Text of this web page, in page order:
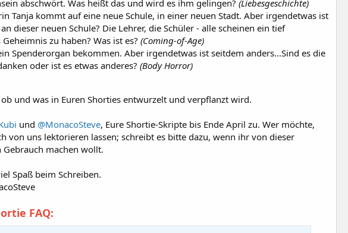
abschwört. Was heißt das und wird es ihm gelingen?(Liebesgeschichte)
Tanja kommt auf eine neue Schule, in einer neuen Stadt. Aber irgendetwas ist
dieser neuen Schule? Die Lehrer, die Schüler - alle scheinen ein tief
zu haben? Was ist es?(Coming-of-Age)
Spenderorgan bekommen. Aber irgendetwas ist seitdem anders...Sind es die
oder ist es etwas anderes?(Body Horror)
und was in Euren Shorties entwurzelt und verpflanzt wird.
und @MonacoSteve, Eure Shortie-Skripte bis Ende April zu. Wer möchte,
von uns lektorieren lassen; schreibt es bitte dazu, wenn ihr von dieser
machen wollt.
Spaß beim Schreiben.
FAQ: